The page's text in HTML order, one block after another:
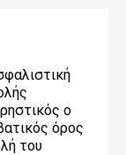
ο
όρος
του